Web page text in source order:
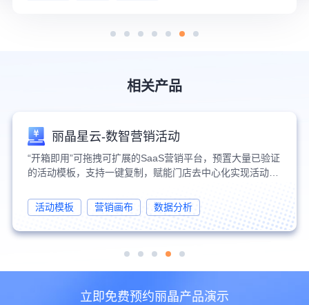
相关产品
丽晶星云-数智营销活动
“开箱即用”可拖拽可扩展的SaaS营销平台，预置大量已验证
的活动模板，支持一键复制，赋能门店去中心化实现活动执
活动模板
营销画布 数据分析
立即免费预约丽晶产品演示